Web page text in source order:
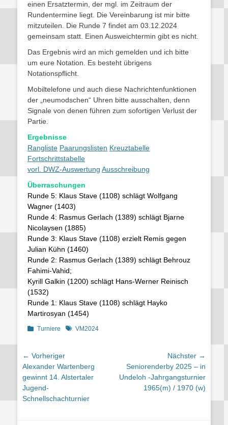
einen Ersatztermin, der mgl. im Zeitraum der
Rundentermine liegt. Die Vereinbarung ist mir bitte
mitzuteilen. Die Runde 7 findet am 03.12.2024
gemeinsam statt. Einen Ausweichtermin gibt es nicht.
Das Ergebnis wird an mich gemelden und ich bitte
um eure Notation. Es besteht übrigens
Notationspflicht.
Mobiltelefone und auch diese Nachrichtenfunktionen
der „neumodschen“ Uhren bitte ausschalten, denn
Signale von denen führen zum sofortigen Verlust der
Partie.
Ergebnisse
Rangliste Paarungslisten Kreuztabelle
Fortschrittstabelle
vorl. DWZ-Auswertung Ausschreibung
Überraschungen
Runde 5: Klaus Stave (1108) schlägt Wolfgang
Wagner (1403)
Runde 4: Rasmus Gerlach (1389) schlägt Bjarne
Nicolaysen (1885)
Runde 3: Klaus Stave (1108) erzielt Remis gegen
Julian Kühn (1460)
Runde 2: Rasmus Gerlach (1389) schlägt Behrouz
Fahimi-Vahid;
Kyrill Galkin (1200) schlägt Hans-Werner Reinisch
(1532)
Runde 1: Klaus Stave (1108) schlägt Hayko
Martirosyan (1454)
Kategorien
Turniere Schlagworte
VM2024
Beitragsnavigation
← Vorheriger
Vorheriger
Beitrag:
Alexander Wartenberg
gewinnt 14. Alstertaler
Jugend-
Schnellschachturnier
Nächster →
Nächster
Beitrag:
Seniorenderby 2025 – in
Undeloh -Jahrgangsturnier
1965(m) / 1970 (w)